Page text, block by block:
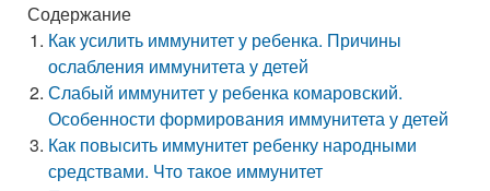
Содержание
Как усилить иммунитет у ребенка. Причины
ослабления иммунитета у детей
Слабый иммунитет у ребенка комаровский.
Особенности формирования иммунитета у детей
Как повысить иммунитет ребенку народными
средствами. Что такое иммунитет